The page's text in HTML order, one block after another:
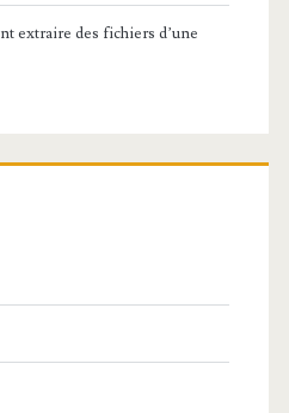
extraire des fichiers d’une